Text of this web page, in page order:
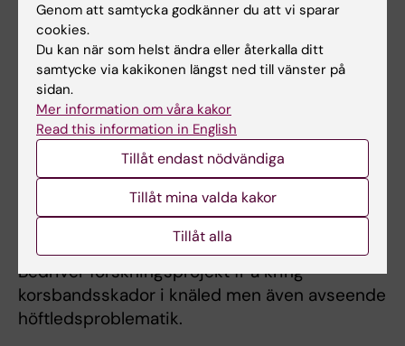
De som arbetar här
Anders Stålman
Docent Anders Stålman är specialist i
ortopedisk kirurgi och verksamhetschef vid
CIFU. Överläkare på Capio Artro Clinic. Har ett
stort intresset för idrottsmedicin,
idrottsskador och artroskopisk kirurgi.
Bedriver forskningsprojekt fr a kring
korsbandsskador i knäled men även avseende
höftledsproblematik.
Genom att samtycka godkänner du att vi sparar
cookies.
Du kan när som helst ändra eller återkalla ditt
samtycke via kakikonen längst ned till vänster på
sidan.
Mer information om våra kakor
Read this information in English
Tillåt endast nödvändiga
Tillåt mina valda kakor
Tillåt alla